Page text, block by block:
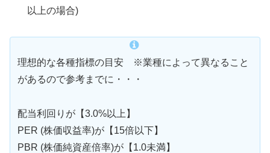
以上の場合)
理想的な各種指標の目安 ※業種によって異なること
があるので参考までに・・・
配当利回りが【3.0%以上】
PER (株価収益率)が【15倍以下】
PBR (株価純資産倍率)が【1.0未満】